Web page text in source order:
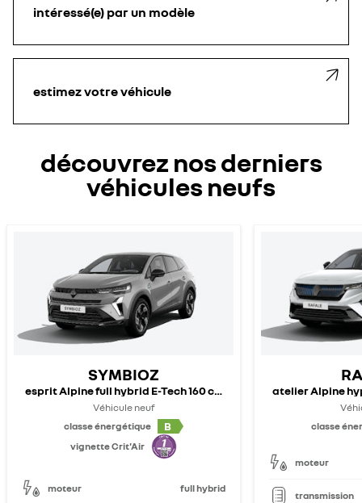
intéressé(e) par un modèle
estimez votre véhicule
découvrez nos derniers
véhicules neufs
SYMBIOZ
esprit Alpine full hybrid E-Tech 160 ch - 25
Véhicule neuf
classe énergétique
B
vignette Crit'Air
moteur full hybrid
atelier Alpine
classe
moteur
transmission